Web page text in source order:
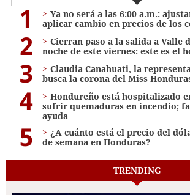
1
Ya no será a las 6:00 a.m.:
aplicar cambio en precios de los
2
Cierran paso a la salida a Valle
noche de este viernes: este es el
3
Claudia Canahuati, la
busca la corona del Miss
4
Hondureño está hospitalizado
sufrir quemaduras en incendio;
ayuda
5
¿A cuánto está el precio del
de semana en Honduras?
TRENDING